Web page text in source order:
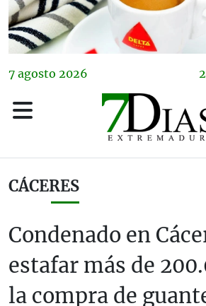
7 agosto 2026
CÁCERES
Condenado en
estafar más de
la compra de